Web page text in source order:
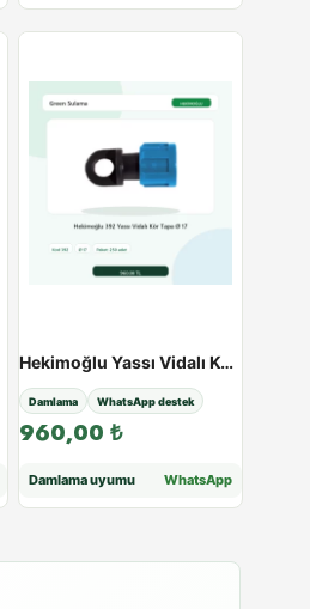
Hekimoğlu Yassı Vidalı Kör Tapa - Paketli Ürün - Varyant 38530
Damlama WhatsApp destek
960,00 ₺
Damlama uyumu WhatsApp